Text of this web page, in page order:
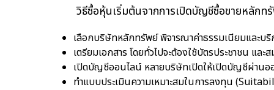
วิธีซื้อหุ้นเริ่มต้นจากการเปิดบัญชีซื้อขายหลักทรั
เลือกบริษัทหลักทรัพย์ พิจารณาค่าธรรมเนียมและบริ
เตรียมเอกสาร โดยทั่วไปจะต้องใช้บัตรประชาชน แล
เปิดบัญชีออนไลน์ หลายบริษัทเปิดให้เปิดบัญชีผ่านอ
ทำแบบประเมินความเหมาะสมในการลงทุน